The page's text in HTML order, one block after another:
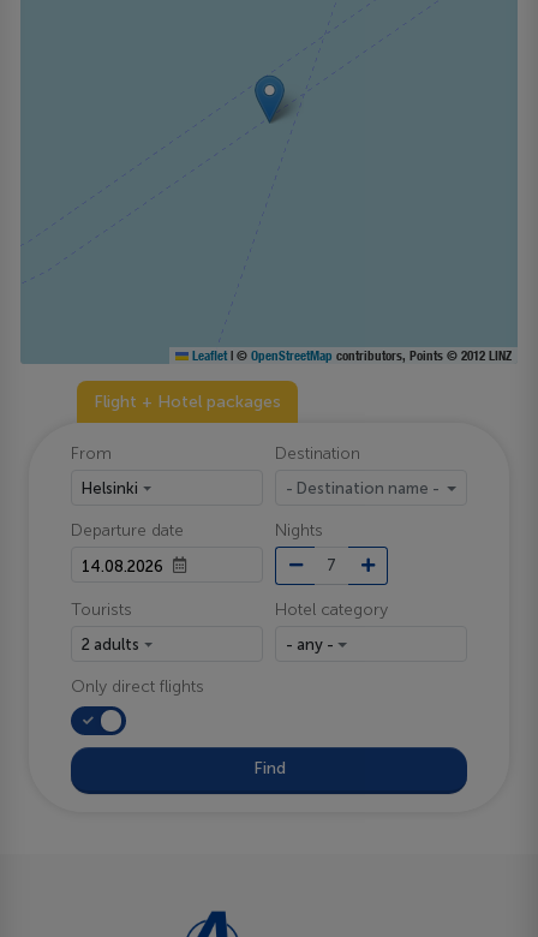
Leaflet © OpenStreetMap contributors, Points © 2012 LINZ
Flight + Hotel packages
From
Helsinki
Destination
- Destination name -
Departure date Nights
Tourists
2 adults
Hotel category
- any -
Only direct flights
Find